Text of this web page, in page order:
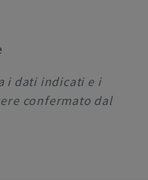
i dati indicati e i
confermato dal